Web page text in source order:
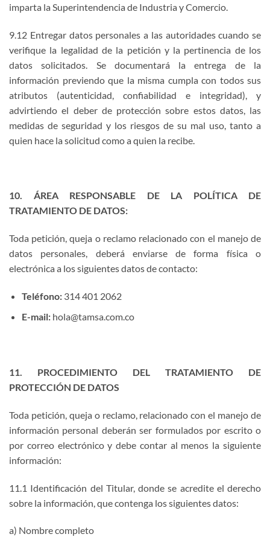
imparta la Superintendencia de Industria y Comercio.
9.12 Entregar datos personales a las autoridades cuando se
verifique la legalidad de la petición y la pertinencia de los
datos solicitados. Se documentará la entrega de la
información previendo que la misma cumpla con todos sus
atributos (autenticidad, confiabilidad e integridad), y
advirtiendo el deber de protección sobre estos datos, las
medidas de seguridad y los riesgos de su mal uso, tanto a
quien hace la solicitud como a quien la recibe.
10. ÁREA RESPONSABLE DE LA POLÍTICA DE
TRATAMIENTO DE DATOS:
Toda petición, queja o reclamo relacionado con el manejo de
datos personales, deberá enviarse de forma física o
electrónica a los siguientes datos de contacto:
Teléfono:314 401 2062
E-mail:hola@tamsa.com.co
11. PROCEDIMIENTO DEL TRATAMIENTO DE
PROTECCIÓN DE DATOS
Toda petición, queja o reclamo, relacionado con el manejo de
información personal deberán ser formulados por escrito o
por correo electrónico y debe contar al menos la siguiente
información:
11.1 Identificación del Titular, donde se acredite el derecho
sobre la información, que contenga los siguientes datos:
a) Nombre completo